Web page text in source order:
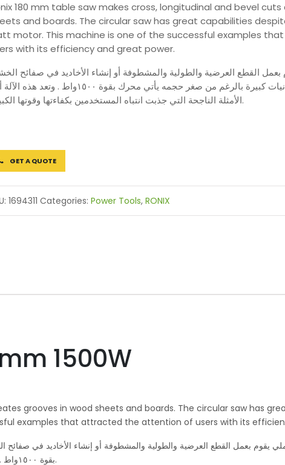
180 mm table saw makes cross, longitudinal and bevel
and boards. The circular saw has great capabilities
motor. This machine is one of the successful examples
with its efficiency and great power.
رونيكس ١٨٠ ملي يقوم بعمل القطع العرضية والطولية والمشطوفة أو إنشاء الأخاديد في صفائح
وألواح . يتمتع المنشار الدائري بإمكانيات كبيرة بالرغم من صغر حجمه يأتي محرك بقوة ١٥٠٠واط .
الأمثلة الناجحة التي جذبت انتباه المستخدمين بكفاءتها وقوتها الكبيرة.
GET A QUOTE
1694311 Categories: Power Tools, RONIX
1500W
grooves in wood sheets and boards. The circular saw has
examples that attracted the attention of users with its
طاوله رونيكس ١٨٠ ملي يقوم بعمل القطع العرضية والطولية والمشطوفة أو إنشاء
بقوة ١٥٠٠واط . وتعد هذه الآلة أحد الأمثلة الناجحة التي جذبت انتباه المستخدمين بكفاءتها وقوتها الكبيرة.